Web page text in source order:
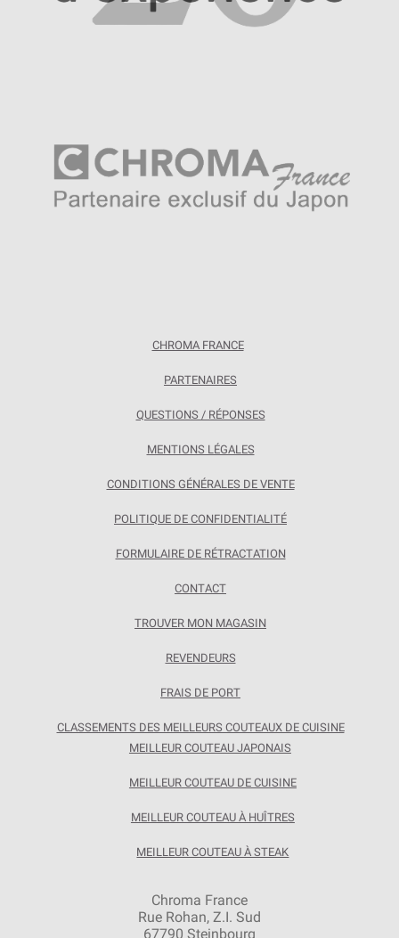
CHROMA FRANCE
PARTENAIRES
QUESTIONS / RÉPONSES
MENTIONS LÉGALES
CONDITIONS GÉNÉRALES DE VENTE
POLITIQUE DE CONFIDENTIALITÉ
FORMULAIRE DE RÉTRACTATION
CONTACT
TROUVER MON MAGASIN
REVENDEURS
FRAIS DE PORT
CLASSEMENTS DES MEILLEURS COUTEAUX DE CUISINE
MEILLEUR COUTEAU JAPONAIS
MEILLEUR COUTEAU DE CUISINE
MEILLEUR COUTEAU À HUÎTRES
MEILLEUR COUTEAU À STEAK
Chroma France
Rue Rohan, Z.I. Sud
67790 Steinbourg